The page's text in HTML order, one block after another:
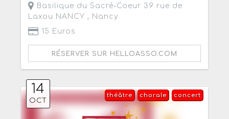
Basilique du Sacré-Coeur 39 rue de
Laxou NANCY , Nancy
15 Euros
RÉSERVER SUR HELLOASSO.COM
14
OCT
concert
chorale
théâtre